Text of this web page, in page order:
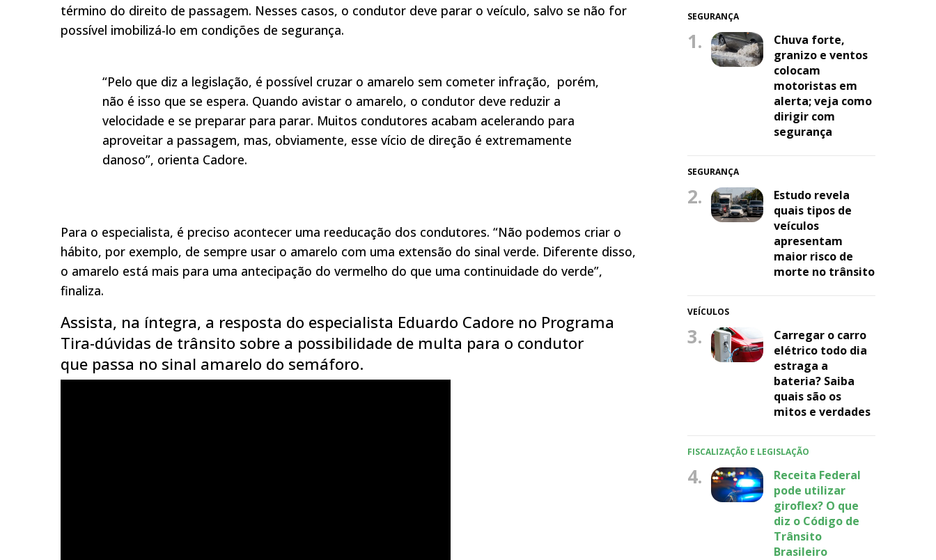
término do direito de passagem. Nesses casos, o condutor deve parar o veículo, salvo se não for
possível imobilizá-lo em condições de segurança.
“Pelo que diz a legislação, é possível cruzar o amarelo sem cometer infração, porém,
não é isso que se espera. Quando avistar o amarelo, o condutor deve reduzir a
velocidade e se preparar para parar. Muitos condutores acabam acelerando para
aproveitar a passagem, mas, obviamente, esse vício de direção é extremamente
danoso”, orienta Cadore.
Para o especialista, é preciso acontecer uma reeducação dos condutores. “Não podemos criar o
hábito, por exemplo, de sempre usar o amarelo com uma extensão do sinal verde. Diferente disso,
o amarelo está mais para uma antecipação do vermelho do que uma continuidade do verde”,
finaliza.
Assista, na íntegra, a resposta do especialista Eduardo Cadore no Programa
Tira-dúvidas de trânsito sobre a possibilidade de multa para o condutor
que passa no sinal amarelo do semáforo.
SEGURANÇA
1.
Chuva forte,
granizo e ventos
colocam
motoristas em
alerta; veja como
dirigir com
segurança
SEGURANÇA
2.
Estudo revela
quais tipos de
veículos
apresentam
maior risco de
morte no trânsito
VEÍCULOS
3.
Carregar o carro
elétrico todo dia
estraga a
bateria? Saiba
quais são os
mitos e verdades
FISCALIZAÇÃO E LEGISLAÇÃO
4.
Receita Federal
pode utilizar
giroflex? O que
diz o Código de
Trânsito
Brasileiro